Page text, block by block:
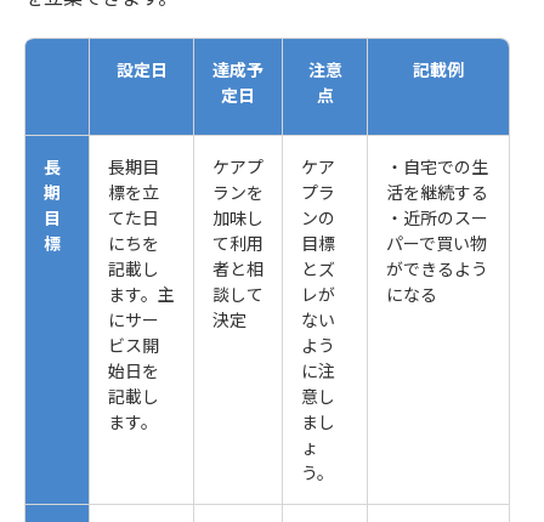
設定日
達成予
定日
注意
点
記載例
長
期
目
標
長期目
標を立
てた日
にちを
記載し
ます。主
にサー
ビス開
始日を
記載し
ます。
ケアプ
ランを
加味し
て利用
者と相
談して
決定
ケア
プラ
ンの
目標
とズ
レが
ない
よう
に注
意し
まし
ょ
う。
・自宅での生
活を継続する
・近所のスー
パーで買い物
ができるよう
になる